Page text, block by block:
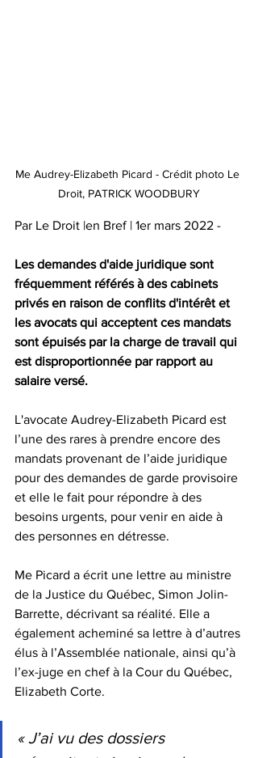
Me Audrey-Elizabeth Picard - Crédit photo Le
Droit, PATRICK WOODBURY
Par Le Droit |en Bref | 1er mars 2022 -
Les demandes d'aide juridique sont
fréquemment référés à des cabinets
privés en raison de conflits d'intérêt et
les avocats qui acceptent ces mandats
sont épuisés par la charge de travail qui
est disproportionnée par rapport au
salaire versé.
L'avocate Audrey-Elizabeth Picard est
l’une des rares à prendre encore des
mandats provenant de l’aide juridique
pour des demandes de garde provisoire
et elle le fait pour répondre à des
besoins urgents, pour venir en aide à
des personnes en détresse.
Me Picard a écrit une lettre au ministre
de la Justice du Québec, Simon Jolin-
Barrette, décrivant sa réalité. Elle a
également acheminé sa lettre à d’autres
élus à l’Assemblée nationale, ainsi qu’à
l’ex-juge en chef à la Cour du Québec,
Elizabeth Corte.
« J’ai vu des dossiers